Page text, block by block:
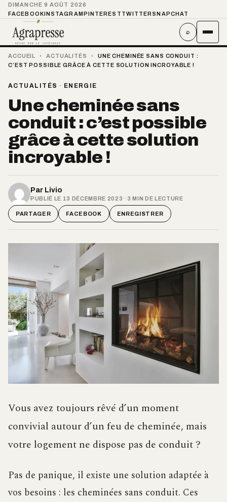
DIMANCHE 9 AOÛT 2026
FACEBOOKINSTAGRAMPINTEREST TWITTER SNAPCHAT
⌕
ACCUEIL › ACTUALITÉS ›
UNE CHEMINÉE SANS CONDUIT :
C’EST POSSIBLE GRÂCE À CETTE SOLUTION INCROYABLE !
ACTUALITÉS · ENERGIE
Une cheminée sans
conduit : c’est possible
grâce à cette solution
incroyable !
Par Livio
PUBLIÉ LE 13 DÉCEMBRE 2023 · 3 MIN DE LECTURE
PARTAGER FACEBOOK ENREGISTRER
Vous avez toujours rêvé d’un moment
convivial autour d’un feu de cheminée, mais
votre logement ne dispose pas de conduit ?
Pas de panique, il existe une solution adaptée à
vos besoins : les cheminées sans conduit. Ces